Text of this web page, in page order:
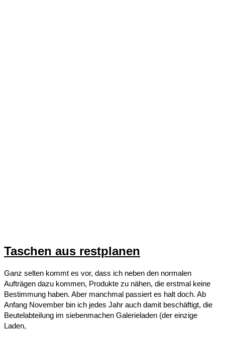
Taschen aus restplanen
Ganz selten kommt es vor, dass ich neben den normalen
Aufträgen dazu kommen, Produkte zu nähen, die erstmal keine
Bestimmung haben. Aber manchmal passiert es halt doch. Ab
Anfang November bin ich jedes Jahr auch damit beschäftigt, die
Beutelabteilung im siebenmachen Galerieladen (der einzige
Laden,